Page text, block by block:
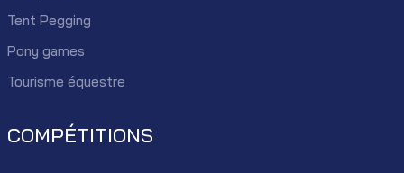
Tent Pegging
Pony games
Tourisme équestre
COMPÉTITIONS